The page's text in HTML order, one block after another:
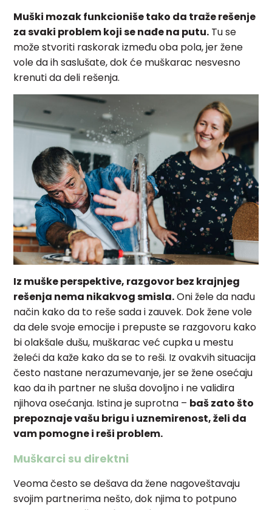
Muški mozak funkcioniše tako da traže rešenje
za svaki problem koji se nađe na putu. Tu se
može stvoriti raskorak između oba pola, jer žene
vole da ih saslušate, dok će muškarac nesvesno
krenuti da deli rešenja.
Iz muške perspektive, razgovor bez krajnjeg
rešenja nema nikakvog smisla.Oni žele da nađu
način kako da to reše sada i zauvek. Dok žene vole
da dele svoje emocije i prepuste se razgovoru kako
bi olakšale dušu, muškarac već cupka u mestu
želeći da kaže kako da se to reši. Iz ovakvih situacija
često nastane nerazumevanje, jer se žene osećaju
kao da ih partner ne sluša dovoljno i ne validira
njihova osećanja. Istina je suprotna – baš zato što
prepoznaje vašu brigu i uznemirenost, želi da
vam pomogne i reši problem.
Muškarci su direktni
Veoma često se dešava da žene nagoveštavaju
svojim partnerima nešto, dok njima to potpuno